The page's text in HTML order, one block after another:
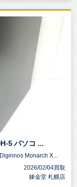
5 パソコ ...
Monarch X...
2026/02/04買取
錬金堂 札幌店